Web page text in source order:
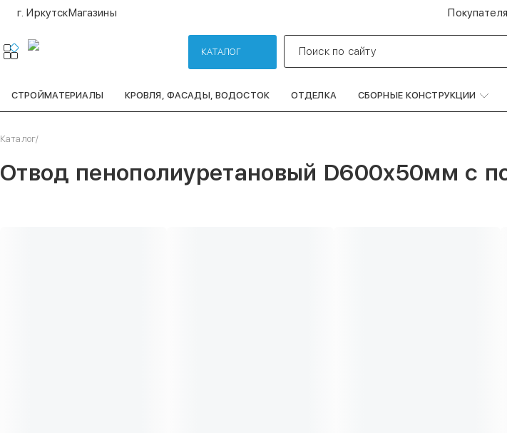
г. ИркутскМагазины
КАТАЛОГ Поиск по сайту
СТРОЙМАТЕРИАЛЫ КРОВЛЯ, ФАСАДЫ, ВОДОСТОК ОТДЕЛКА СБОРНЫЕ КОНСТРУКЦИИ
Каталог/
Отвод пенополиуретановый D600х50мм с